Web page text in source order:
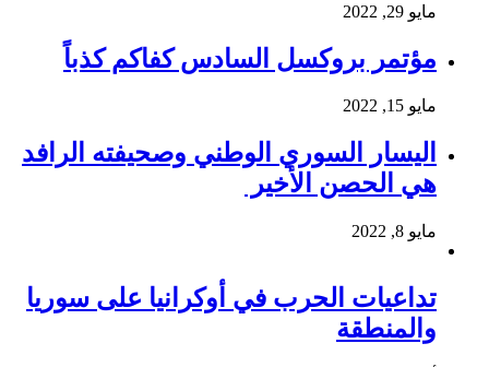
مايو 29, 2022
مؤتمر بروكسل السادس كفاكم كذباً
مايو 15, 2022
اليسار السوري الوطني وصحيفته الرافد
هي الحصن الأخير
مايو 8, 2022
تداعيات الحرب في أوكرانيا على سوريا
والمنطقة